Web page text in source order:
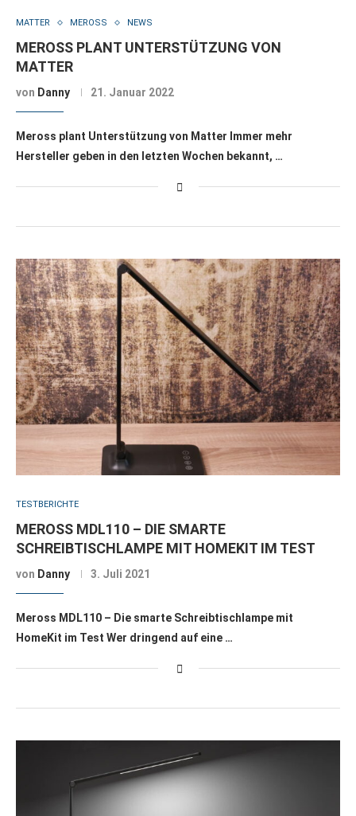
MATTER MEROSS NEWS
MEROSS PLANT UNTERSTÜTZUNG VON
MATTER
von Danny 21. Januar 2022
Meross plant Unterstützung von Matter Immer mehr
Hersteller geben in den letzten Wochen bekannt, …
TESTBERICHTE
MEROSS MDL110 – DIE SMARTE
SCHREIBTISCHLAMPE MIT HOMEKIT IM TEST
von Danny 3. Juli 2021
Meross MDL110 – Die smarte Schreibtischlampe mit
HomeKit im Test Wer dringend auf eine …